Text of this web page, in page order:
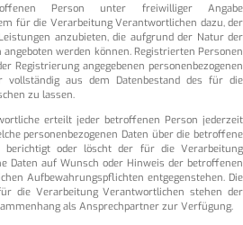
Person unter freiwilliger Angabe
für die Verarbeitung Verantwortlichen dazu, der
anzubieten, die aufgrund der Natur der
werden können. Registrierten Personen
Registrierung angegebenen personenbezogenen
vollständig aus dem Datenbestand des für die
zu lassen.
erteilt jeder betroffenen Person jederzeit
personenbezogenen Daten über die betroffene
berichtigt oder löscht der für die Verarbeitung
Daten auf Wunsch oder Hinweis der betroffenen
Aufbewahrungspflichten entgegenstehen. Die
die Verarbeitung Verantwortlichen stehen der
als Ansprechpartner zur Verfügung.